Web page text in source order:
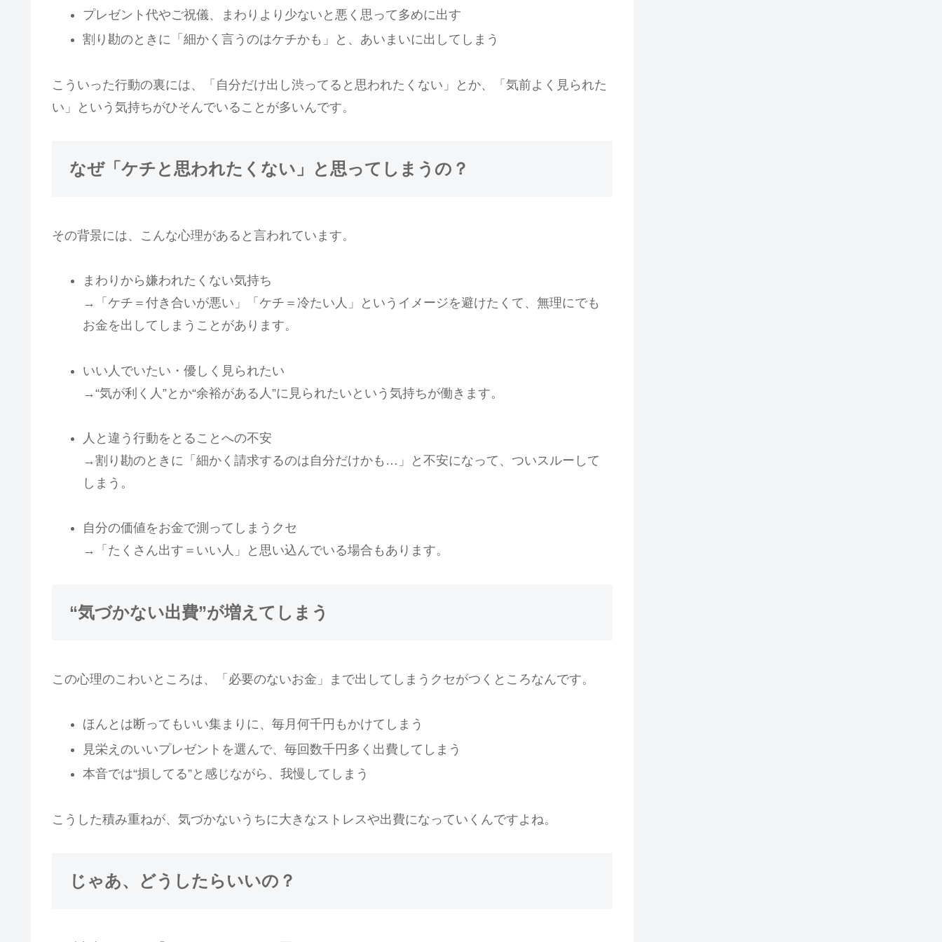
プレゼント代やご祝儀、まわりより少ないと悪く思って多めに出す
割り勘のときに「細かく言うのはケチかも」と、あいまいに出してしまう
こういった行動の裏には、「自分だけ出し渋ってると思われたくない」とか、「気前よく見られた
い」という気持ちがひそんでいることが多いんです。
なぜ「ケチと思われたくない」と思ってしまうの？
その背景には、こんな心理があると言われています。
まわりから嫌われたくない気持ち
→「ケチ＝付き合いが悪い」「ケチ＝冷たい人」というイメージを避けたくて、無理にでも
お金を出してしまうことがあります。
いい人でいたい・優しく見られたい
→“気が利く人”とか“余裕がある人”に見られたいという気持ちが働きます。
人と違う行動をとることへの不安
→割り勘のときに「細かく請求するのは自分だけかも…」と不安になって、ついスルーして
しまう。
自分の価値をお金で測ってしまうクセ
→「たくさん出す＝いい人」と思い込んでいる場合もあります。
“気づかない出費”が増えてしまう
この心理のこわいところは、「必要のないお金」まで出してしまうクセがつくところなんです。
ほんとは断ってもいい集まりに、毎月何千円もかけてしまう
見栄えのいいプレゼントを選んで、毎回数千円多く出費してしまう
本音では“損してる”と感じながら、我慢してしまう
こうした積み重ねが、気づかないうちに大きなストレスや出費になっていくんですよね。
じゃあ、どうしたらいいの？